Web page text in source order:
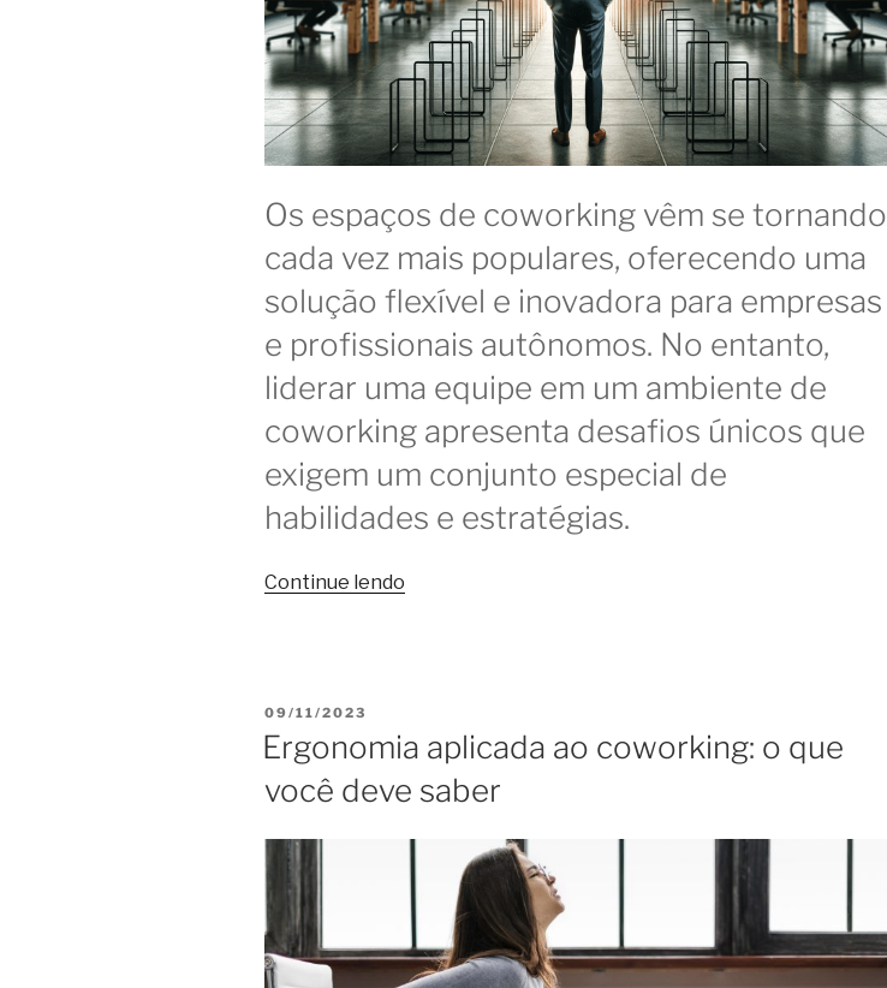
Os espaços de coworking vêm se tornando
cada vez mais populares, oferecendo uma
solução flexível e inovadora para empresas
e profissionais autônomos. No entanto,
liderar uma equipe em um ambiente de
coworking apresenta desafios únicos que
exigem um conjunto especial de
habilidades e estratégias.
Continue lendo
no
coworking”
PUBLICADO
EM
09/11/2023
Ergonomia aplicada ao coworking: o que
você deve saber